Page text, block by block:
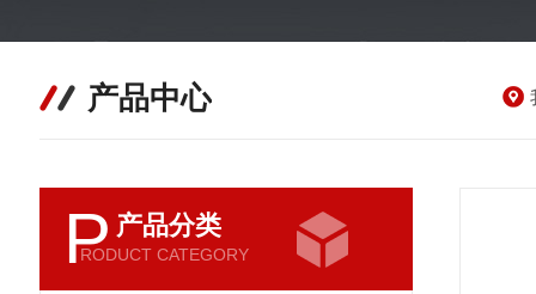
产品中心
P 产品分类
RODUCT CATEGORY